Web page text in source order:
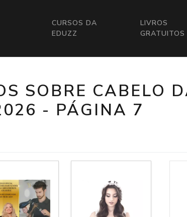
CURSOS DA
EDUZZ
LIVROS
GRATUITOS
SOBRE CABELO
- PÁGINA 7